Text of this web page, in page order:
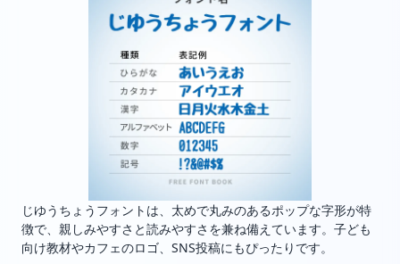
じゆうちょうフォントは、太めで丸みのあるポップな字形が特
徴で、親しみやすさと読みやすさを兼ね備えています。子ども
向け教材やカフェのロゴ、SNS投稿にもぴったりです。